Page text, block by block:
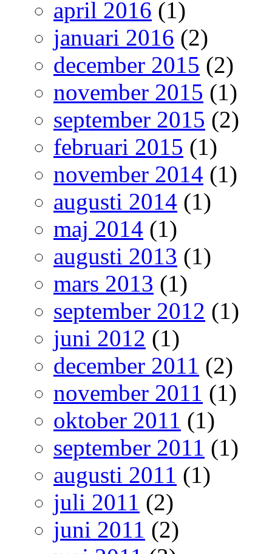
april 2016 (1)
januari 2016 (2)
december 2015 (2)
november 2015 (1)
september 2015 (2)
februari 2015 (1)
november 2014 (1)
augusti 2014 (1)
maj 2014 (1)
augusti 2013 (1)
mars 2013 (1)
september 2012 (1)
juni 2012 (1)
december 2011 (2)
november 2011 (1)
oktober 2011 (1)
september 2011 (1)
augusti 2011 (1)
juli 2011 (2)
juni 2011 (2)